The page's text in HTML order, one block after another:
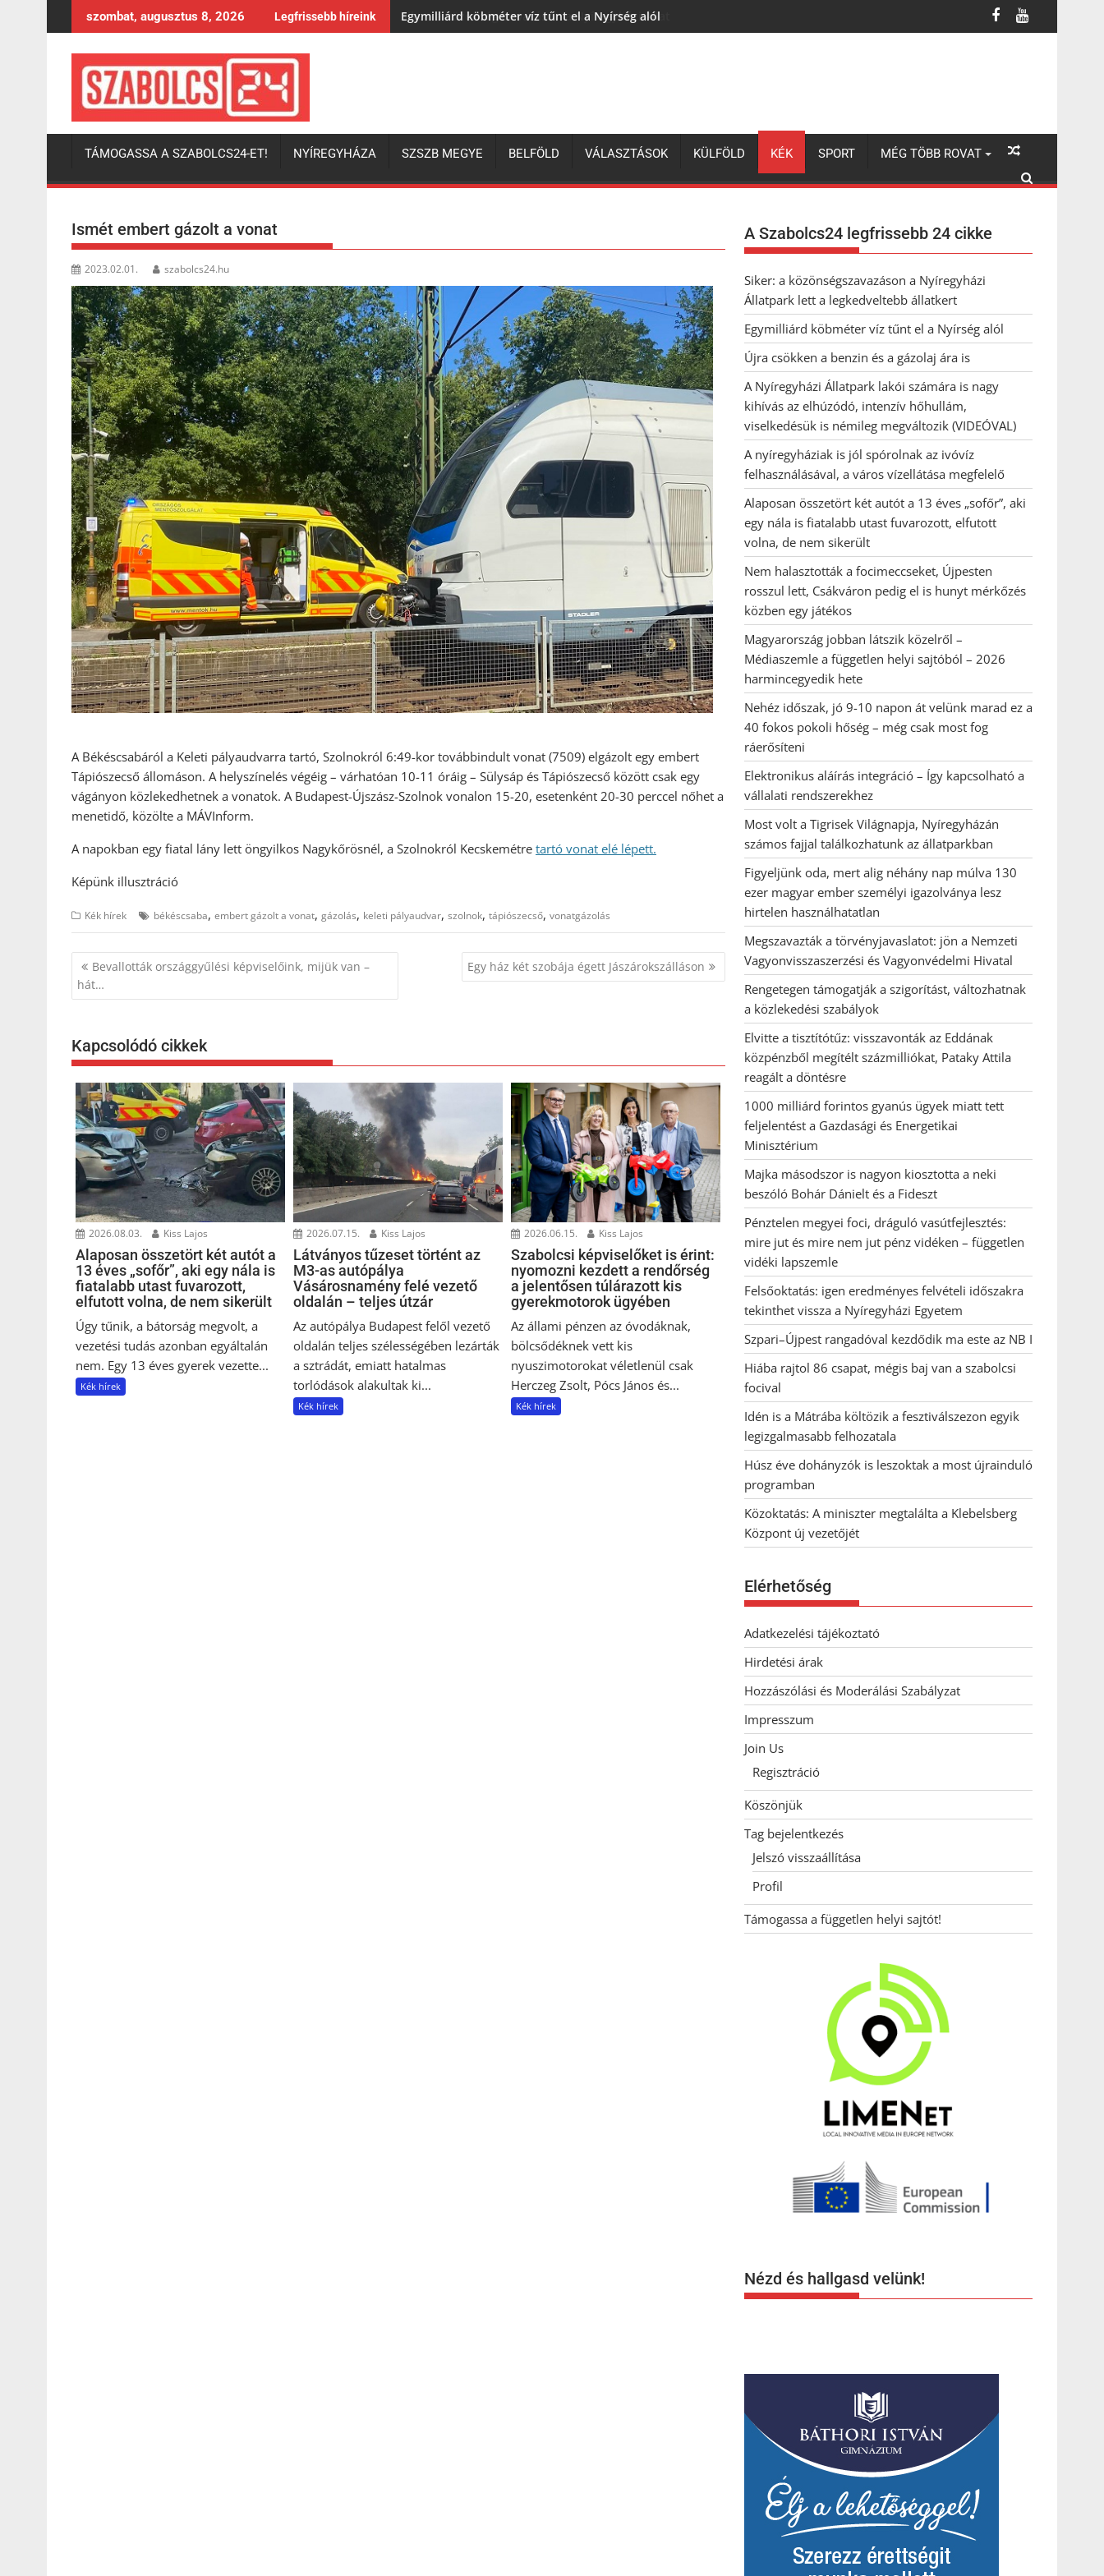
to
szombat, augusztus 8, 2026 Legfrissebb híreink Egymilliárd köbméter víz tűnt el a Nyírség alól
TÁMOGASSA A SZABOLCS24-ET! NYÍREGYHÁZA SZSZB MEGYE BELFÖLD VÁLASZTÁSOK KÜLFÖLD KÉK SPORT MÉG TÖBB ROVAT
Ismét embert gázolt a vonat
2023.02.01. szabolcs24.hu
A Békéscsabáról a Keleti pályaudvarra tartó, Szolnokról 6:49-kor továbbindult vonat (7509) elgázolt egy embert
Tápiószecső állomáson. A helyszínelés végéig – várhatóan 10-11 óráig – Sülysáp és Tápiószecső között csak egy
vágányon közlekedhetnek a vonatok. A Budapest-Újszász-Szolnok vonalon 15-20, esetenként 20-30 perccel nőhet a
menetidő, közölte a MÁVInform.
A napokban egy fiatal lány lett öngyilkos Nagykőrösnél, a Szolnokról Kecskemétre tartó vonat elé lépett.
Képünk illusztráció
Kék hírek békéscsaba, embert gázolt a vonat, gázolás, keleti pályaudvar, szolnok, tápiószecső, vonatgázolás
Bejegyzés
navigáció
Bevallották országgyűlési képviselőink, mijük van –
hát…
Egy ház két szobája égett Jászárokszálláson
Kapcsolódó cikkek
2026.08.03. Kiss Lajos
Alaposan összetört két autót a
13 éves „sofőr”, aki egy nála is
fiatalabb utast fuvarozott,
elfutott volna, de nem sikerült
Úgy tűnik, a bátorság megvolt, a
vezetési tudás azonban egyáltalán
nem. Egy 13 éves gyerek vezette...
Kék hírek
2026.07.15. Kiss Lajos
Látványos tűzeset történt az
M3-as autópálya
Vásárosnamény felé vezető
oldalán – teljes útzár
Az autópálya Budapest felől vezető
oldalán teljes szélességében lezárták
a sztrádát, emiatt hatalmas
torlódások alakultak ki...
Kék hírek
2026.06.15. Kiss Lajos
Szabolcsi képviselőket is érint:
nyomozni kezdett a rendőrség
a jelentősen túlárazott kis
gyerekmotorok ügyében
Az állami pénzen az óvodáknak,
bölcsődéknek vett kis
nyuszimotorokat véletlenül csak
Herczeg Zsolt, Pócs János és...
Kék hírek
A Szabolcs24 legfrissebb 24 cikke
Siker: a közönségszavazáson a Nyíregyházi
Állatpark lett a legkedveltebb állatkert
Egymilliárd köbméter víz tűnt el a Nyírség alól
Újra csökken a benzin és a gázolaj ára is
A Nyíregyházi Állatpark lakói számára is nagy
kihívás az elhúzódó, intenzív hőhullám,
viselkedésük is némileg megváltozik (VIDEÓVAL)
A nyíregyháziak is jól spórolnak az ivóvíz
felhasználásával, a város vízellátása megfelelő
Alaposan összetört két autót a 13 éves „sofőr”, aki
egy nála is fiatalabb utast fuvarozott, elfutott
volna, de nem sikerült
Nem halasztották a focimeccseket, Újpesten
rosszul lett, Csákváron pedig el is hunyt mérkőzés
közben egy játékos
Magyarország jobban látszik közelről –
Médiaszemle a független helyi sajtóból – 2026
harmincegyedik hete
Nehéz időszak, jó 9-10 napon át velünk marad ez a
40 fokos pokoli hőség – még csak most fog
ráerősíteni
Elektronikus aláírás integráció – Így kapcsolható a
vállalati rendszerekhez
Most volt a Tigrisek Világnapja, Nyíregyházán
számos fajjal találkozhatunk az állatparkban
Figyeljünk oda, mert alig néhány nap múlva 130
ezer magyar ember személyi igazolványa lesz
hirtelen használhatatlan
Megszavazták a törvényjavaslatot: jön a Nemzeti
Vagyonvisszaszerzési és Vagyonvédelmi Hivatal
Rengetegen támogatják a szigorítást, változhatnak
a közlekedési szabályok
Elvitte a tisztítótűz: visszavonták az Eddának
közpénzből megítélt százmilliókat, Pataky Attila
reagált a döntésre
1000 milliárd forintos gyanús ügyek miatt tett
feljelentést a Gazdasági és Energetikai
Minisztérium
Majka másodszor is nagyon kiosztotta a neki
beszóló Bohár Dánielt és a Fideszt
Pénztelen megyei foci, dráguló vasútfejlesztés:
mire jut és mire nem jut pénz vidéken – független
vidéki lapszemle
Felsőoktatás: igen eredményes felvételi időszakra
tekinthet vissza a Nyíregyházi Egyetem
Szpari–Újpest rangadóval kezdődik ma este az NB I
Hiába rajtol 86 csapat, mégis baj van a szabolcsi
focival
Idén is a Mátrába költözik a fesztiválszezon egyik
legizgalmasabb felhozatala
Húsz éve dohányzók is leszoktak a most újrainduló
programban
Közoktatás: A miniszter megtalálta a Klebelsberg
Központ új vezetőjét
Elérhetőség
Adatkezelési tájékoztató
Hirdetési árak
Hozzászólási és Moderálási Szabályzat
Impresszum
Join Us
Regisztráció
Köszönjük
Tag bejelentkezés
Jelszó visszaállítása
Profil
Támogassa a független helyi sajtót!
Nézd és hallgasd velünk!